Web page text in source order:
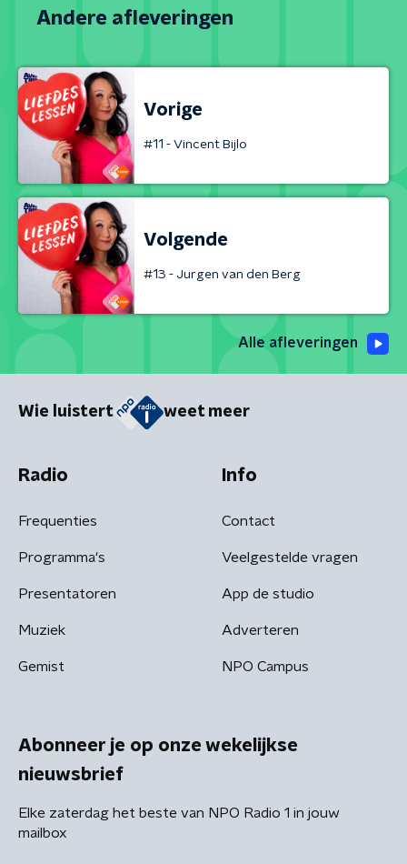
Andere afleveringen
Vorige
#11 - Vincent Bijlo
Volgende
#13 - Jurgen van den Berg
Alle afleveringen
Wie luistert weet meer
Radio
Frequenties
Programma's
Presentatoren
Muziek
Gemist
Info
Contact
Veelgestelde vragen
App de studio
Adverteren
NPO Campus
Abonneer je op onze wekelijkse
nieuwsbrief
Elke zaterdag het beste van NPO Radio 1 in jouw
mailbox